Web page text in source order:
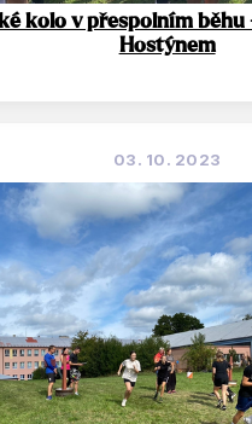
kolo v přespolním běhu
Hostýnem
03. 10. 2023